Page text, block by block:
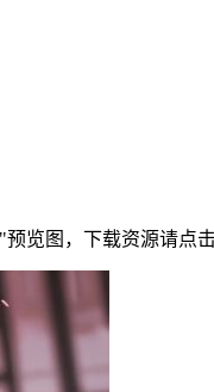
览图，下载资源请点